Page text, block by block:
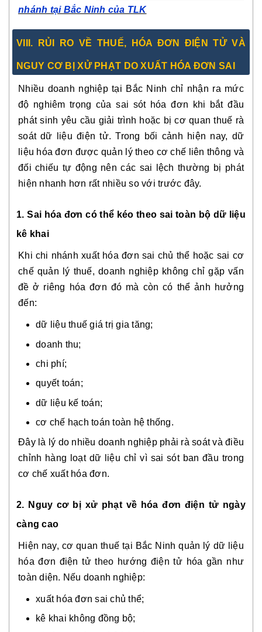
nhánh tại Bắc Ninh của TLK
VIII. RỦI RO VỀ THUẾ, HÓA ĐƠN ĐIỆN TỬ VÀ
NGUY CƠ BỊ XỬ PHẠT DO XUẤT HÓA ĐƠN SAI
Nhiều doanh nghiệp tại Bắc Ninh chỉ nhận ra mức
độ nghiêm trọng của sai sót hóa đơn khi bắt đầu
phát sinh yêu cầu giải trình hoặc bị cơ quan thuế rà
soát dữ liệu điện tử. Trong bối cảnh hiện nay, dữ
liệu hóa đơn được quản lý theo cơ chế liên thông và
đối chiếu tự động nên các sai lệch thường bị phát
hiện nhanh hơn rất nhiều so với trước đây.
1. Sai hóa đơn có thể kéo theo sai toàn bộ dữ liệu
kê khai
Khi chi nhánh xuất hóa đơn sai chủ thể hoặc sai cơ
chế quản lý thuế, doanh nghiệp không chỉ gặp vấn
đề ở riêng hóa đơn đó mà còn có thể ảnh hưởng
đến:
dữ liệu thuế giá trị gia tăng;
doanh thu;
chi phí;
quyết toán;
dữ liệu kế toán;
cơ chế hạch toán toàn hệ thống.
Đây là lý do nhiều doanh nghiệp phải rà soát và điều
chỉnh hàng loạt dữ liệu chỉ vì sai sót ban đầu trong
cơ chế xuất hóa đơn.
2. Nguy cơ bị xử phạt về hóa đơn điện tử ngày
càng cao
Hiện nay, cơ quan thuế tại Bắc Ninh quản lý dữ liệu
hóa đơn điện tử theo hướng điện tử hóa gần như
toàn diện. Nếu doanh nghiệp:
xuất hóa đơn sai chủ thể;
kê khai không đồng bộ;